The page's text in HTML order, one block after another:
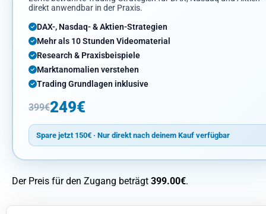
direkt anwendbar in der Praxis.
DAX-, Nasdaq- & Aktien-Strategien
Mehr als 10 Stunden Videomaterial
Research & Praxisbeispiele
Marktanomalien verstehen
Trading Grundlagen inklusive
399€249€
Spare jetzt 150€ · Nur direkt nach deinem Kauf verfügbar
Der Preis für den Zugang beträgt 399.00€.